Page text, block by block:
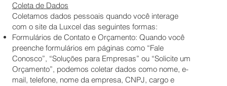
Coleta de Dados
Coletamos dados pessoais quando você interage
com o site da Luxcel das seguintes formas:
Formulários de Contato e Orçamento: Quando você
preenche formulários em páginas como “Fale
Conosco”, “Soluções para Empresas” ou “Solicite um
Orçamento”, podemos coletar dados como nome, e-
mail, telefone, nome da empresa, CNPJ, cargo e